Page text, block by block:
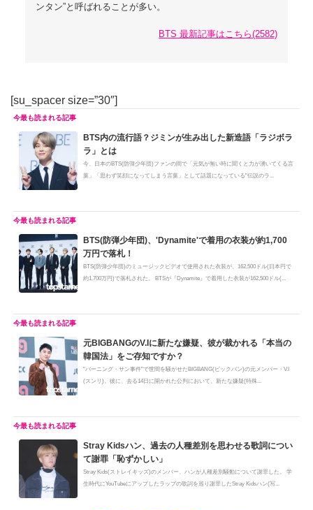
ンタン”と呼ばれることが多い。
BTS 最新記事はこちら(2582)
[su_spacer size=”30″]
BTS内の流行語？ジミンが生み出した新造語「ラジボラ
ラ」とは
今、日本のBTS(防弾少年団)ファンの間で「元気が無い時に聞くと力が湧いてくる言
葉」「思わず笑顔になってしまう言葉」として話題になっている"伝説のラ...
BTS(防弾少年団)、'Dynamite'で着用の衣装が約1,700
万円で落札！
BTS(防弾少年団)のミュージックビデオで使用された衣装が、162,500ドル(日本円で
約1,700万円)で落札された。 BTSが『Dynamite』で着用した衣装が162,500ドル(...
元BIGBANGのV.Iに新たな嫌疑、彼が裁かれる「本当の
韓国法」をご存知ですか？
"バーニング・サン事件"で世間を騒がせたBIGBANG(ビックバン)の元メンバー・V.I
(スンリ)。彼に、去る14日に開かれた公判において、新たな嫌疑(特殊...
Stray Kidsハン、過去の人種差別を思わせる歌詞につい
て謝罪「恥ずかしい」
Stray Kids(ストレイキッズ)のメンバー、ハンが人種差別騒動について謝罪した。 学
生時代にYouTubeにアップしたラップの歌詞を巡り謝罪したStray Kidsハン(写...